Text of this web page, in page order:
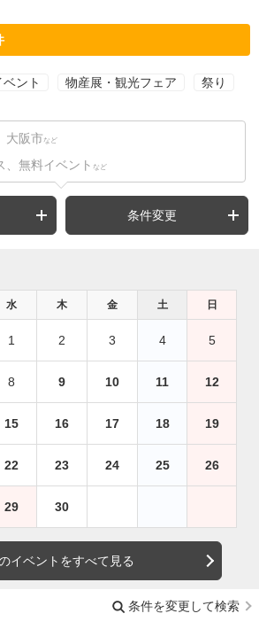
ント 物産展・観光フェア 祭り
大阪市 など
、無料イベント など
条件変更
水 木 金 土 日
1 2 3 4 5
8 9 10 11 12
15 16 17 18 19
22 23 24 25 26
29 30
イベントをすべて見る
条件を変更して検索